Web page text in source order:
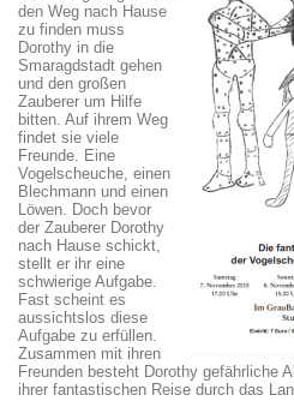
den Weg nach Hause
zu finden muss
Dorothy in die
Smaragdstadt gehen
und den großen
Zauberer um Hilfe
bitten. Auf ihrem Weg
findet sie viele
Freunde. Eine
Vogelscheuche, einen
Blechmann und einen
Löwen. Doch bevor
der Zauberer Dorothy
nach Hause schickt,
stellt er ihr eine
schwierige Aufgabe.
Fast scheint es
aussichtslos diese
Aufgabe zu erfüllen.
Zusammen mit ihren
Freunden besteht Dorothy gefährliche
ihrer fantastischen Reise durch das